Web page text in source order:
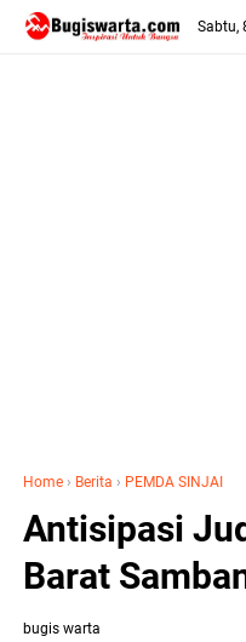
Sabtu,
Home › Berita › PEMDA SINJAI
Antisipasi
Barat
bugis warta